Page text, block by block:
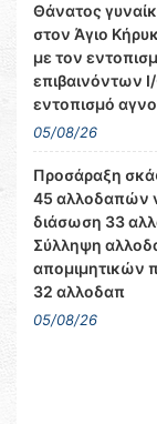
Θάνατος
στον Άγιο
με τον
επιβαινόντων
εντοπισμό
05/08/26
Προσάραξη
45 αλλοδαπών
διάσωση 33
Σύλληψη
απομιμητικών
32 αλλοδαπ
05/08/26